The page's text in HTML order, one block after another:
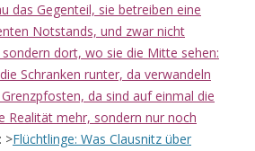
das Gegenteil, sie betreiben eine
Notstands, und zwar nicht
dort, wo sie die Mitte sehen:
Schranken runter, da verwandeln
da sind auf einmal die
Realität mehr, sondern nur noch
>Flüchtlinge: Was Clausnitz über